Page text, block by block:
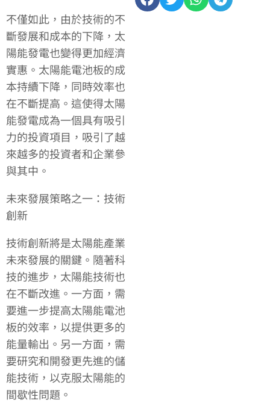
不僅如此，由於技術的不
斷發展和成本的下降，太
陽能發電也變得更加經濟
實惠。太陽能電池板的成
本持續下降，同時效率也
在不斷提高。這使得太陽
能發電成為一個具有吸引
力的投資項目，吸引了越
來越多的投資者和企業參
與其中。
未來發展策略之一：技術
創新
技術創新將是太陽能產業
未來發展的關鍵。隨著科
技的進步，太陽能技術也
在不斷改進。一方面，需
要進一步提高太陽能電池
板的效率，以提供更多的
能量輸出。另一方面，需
要研究和開發更先進的儲
能技術，以克服太陽能的
間歇性問題。